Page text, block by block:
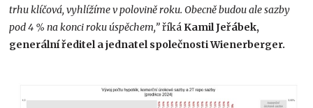
trhu klíčová, vyhlížíme v polovině roku. Obecně budou ale sazby
pod 4 % na konci roku úspěchem,”říká Kamil Jeřábek,
generální ředitel a jednatel společnosti Wienerberger.